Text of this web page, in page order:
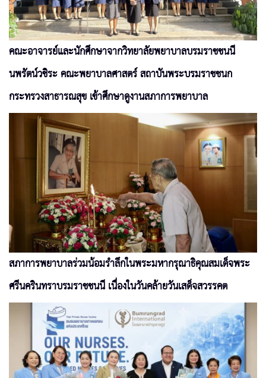
คณะอาจารย์และนักศึกษาจากวิทยาลัยพยาบาลบรมราชชนนี
นพรัตน์วชิระ คณะพยาบาลศาสตร์ สถาบันพระบรมราชชนก
กระทรวงสาธารณสุข เข้าศึกษาดูงานสภาการพยาบาล
สภาการพยาบาลร่วมน้อมรำลึกในพระมหากรุณาธิคุณสมเด็จพระ
ศรีนครินทราบรมราชชนนี เนื่องในวันคล้ายวันเสด็จสวรรคต